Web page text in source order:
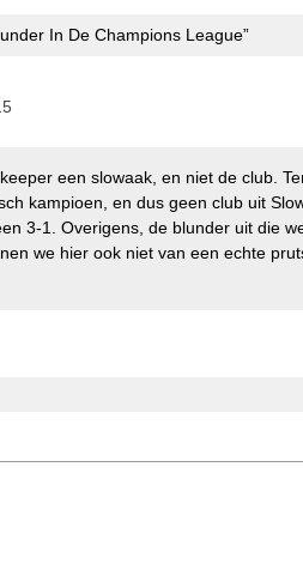
In De Champions League”
een slowaak, en niet de club.
kampioen, en dus geen club uit
3-1. Overigens, de blunder uit die
we hier ook niet van een echte